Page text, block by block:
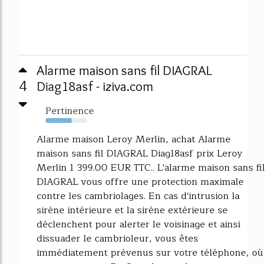
4
Alarme maison sans fil DIAGRAL
Diag18asf - iziva.com
Pertinence
63%
Alarme maison Leroy Merlin, achat Alarme
maison sans fil DIAGRAL Diag18asf prix Leroy
Merlin 1 399.00 EUR TTC.. L'alarme maison sans fil
DIAGRAL vous offre une protection maximale
contre les cambriolages. En cas d'intrusion la
sirène intérieure et la sirène extérieure se
déclenchent pour alerter le voisinage et ainsi
dissuader le cambrioleur, vous êtes
immédiatement prévenus sur votre téléphone, où